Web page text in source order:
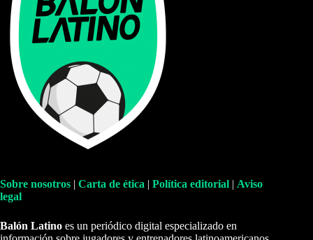
Sobre nosotros | Carta de ética | Política editorial | Aviso
legal
Balón Latino es un periódico digital especializado en